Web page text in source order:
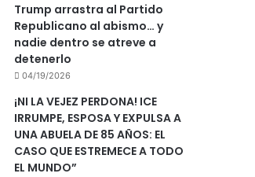
Trump arrastra al Partido
Republicano al abismo… y
nadie dentro se atreve a
detenerlo
04/19/2026
¡NI LA VEJEZ PERDONA! ICE
IRRUMPE, ESPOSA Y EXPULSA A
UNA ABUELA DE 85 AÑOS: EL
CASO QUE ESTREMECE A TODO
EL MUNDO”